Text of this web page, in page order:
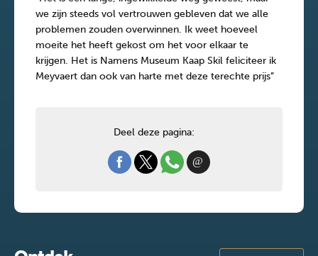
we zijn steeds vol vertrouwen gebleven dat we alle
problemen zouden overwinnen. Ik weet hoeveel
moeite het heeft gekost om het voor elkaar te
krijgen. Het is Namens Museum Kaap Skil feliciteer ik
Meyvaert dan ook van harte met deze terechte prijs”
Deel deze pagina: